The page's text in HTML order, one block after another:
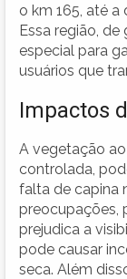
o km 165, até a
Essa região,
especial para
usuários que
Impactos
A vegetação
controlada,
falta de capina
preocupações,
prejudica a
pode causar
seca. Além